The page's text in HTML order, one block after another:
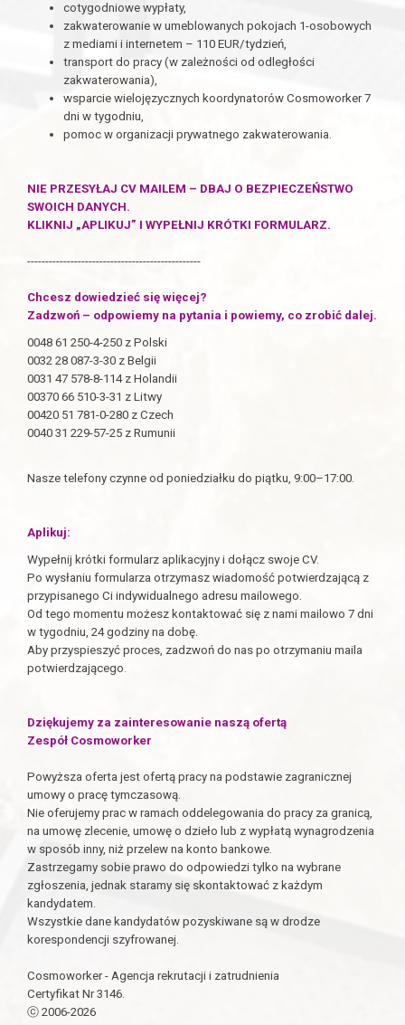
cotygodniowe wypłaty,
zakwaterowanie w umeblowanych pokojach 1-osobowych
z mediami i internetem – 110 EUR/tydzień,
transport do pracy (w zależności od odległości
zakwaterowania),
wsparcie wielojęzycznych koordynatorów Cosmoworker 7
dni w tygodniu,
pomoc w organizacji prywatnego zakwaterowania.
NIE PRZESYŁAJ CV MAILEM – DBAJ O BEZPIECZEŃSTWO
SWOICH DANYCH.
KLIKNIJ „APLIKUJ” I WYPEŁNIJ KRÓTKI FORMULARZ.
------------------------------------------------
Chcesz dowiedzieć się więcej?
Zadzwoń – odpowiemy na pytania i powiemy, co zrobić dalej.
0048 61 250-4-250 z Polski
0032 28 087-3-30 z Belgii
0031 47 578-8-114 z Holandii
00370 66 510-3-31 z Litwy
00420 51 781-0-280 z Czech
0040 31 229-57-25 z Rumunii
Nasze telefony czynne od poniedziałku do piątku, 9:00–17:00.
Aplikuj:
Wypełnij krótki formularz aplikacyjny i dołącz swoje CV.
Po wysłaniu formularza otrzymasz wiadomość potwierdzającą z
przypisanego Ci indywidualnego adresu mailowego.
Od tego momentu możesz kontaktować się z nami mailowo 7 dni
w tygodniu, 24 godziny na dobę.
Aby przyspieszyć proces, zadzwoń do nas po otrzymaniu maila
potwierdzającego.
Dziękujemy za zainteresowanie naszą ofertą
Zespół Cosmoworker
Powyższa oferta jest ofertą pracy na podstawie zagranicznej
umowy o pracę tymczasową.
Nie oferujemy prac w ramach oddelegowania do pracy za granicą,
na umowę zlecenie, umowę o dzieło lub z wypłatą wynagrodzenia
w sposób inny, niż przelew na konto bankowe.
Zastrzegamy sobie prawo do odpowiedzi tylko na wybrane
zgłoszenia, jednak staramy się skontaktować z każdym
kandydatem.
Wszystkie dane kandydatów pozyskiwane są w drodze
korespondencji szyfrowanej.
Cosmoworker - Agencja rekrutacji i zatrudnienia
Certyfikat Nr 3146.
ⓒ 2006-2026